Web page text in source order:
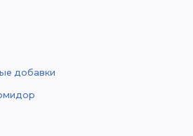
добавки